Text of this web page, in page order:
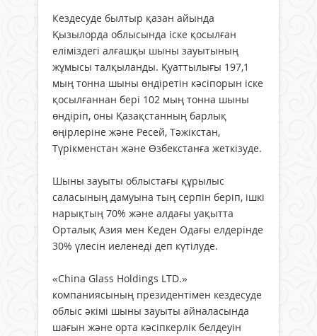
Кездесуде былтыр қазан айында
Қызылорда облысында іске қосылған
еліміздегі алғашқы шыны зауытының
жұмысы талқыланды. Қуаттылығы 197,1
мың тонна шыны өндіретін кәсіпорын іске
қосылғаннан бері 102 мың тонна шыны
өндіріп, оны Қазақстанның барлық
өңірлеріне және Ресей, Тәжікстан,
Түрікменстан және Өзбекстанға жеткізуде.
Шыны зауыты облыстағы құрылыс
саласының дамуына тың серпін беріп, ішкі
нарықтың 70% және алдағы уақытта
Орталық Азия мен Кеден Одағы елдерінде
30% үлесін иеленеді деп күтілуде.
«China Glass Holdings LTD.»
компаниясының президентімен кездесуде
облыс әкімі шыны зауыты айналасында
шағын және орта кәсіпкерлік белдеуін